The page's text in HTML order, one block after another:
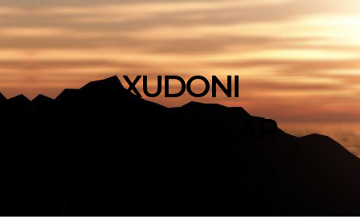
XUDONI
IZLOVCHILAR